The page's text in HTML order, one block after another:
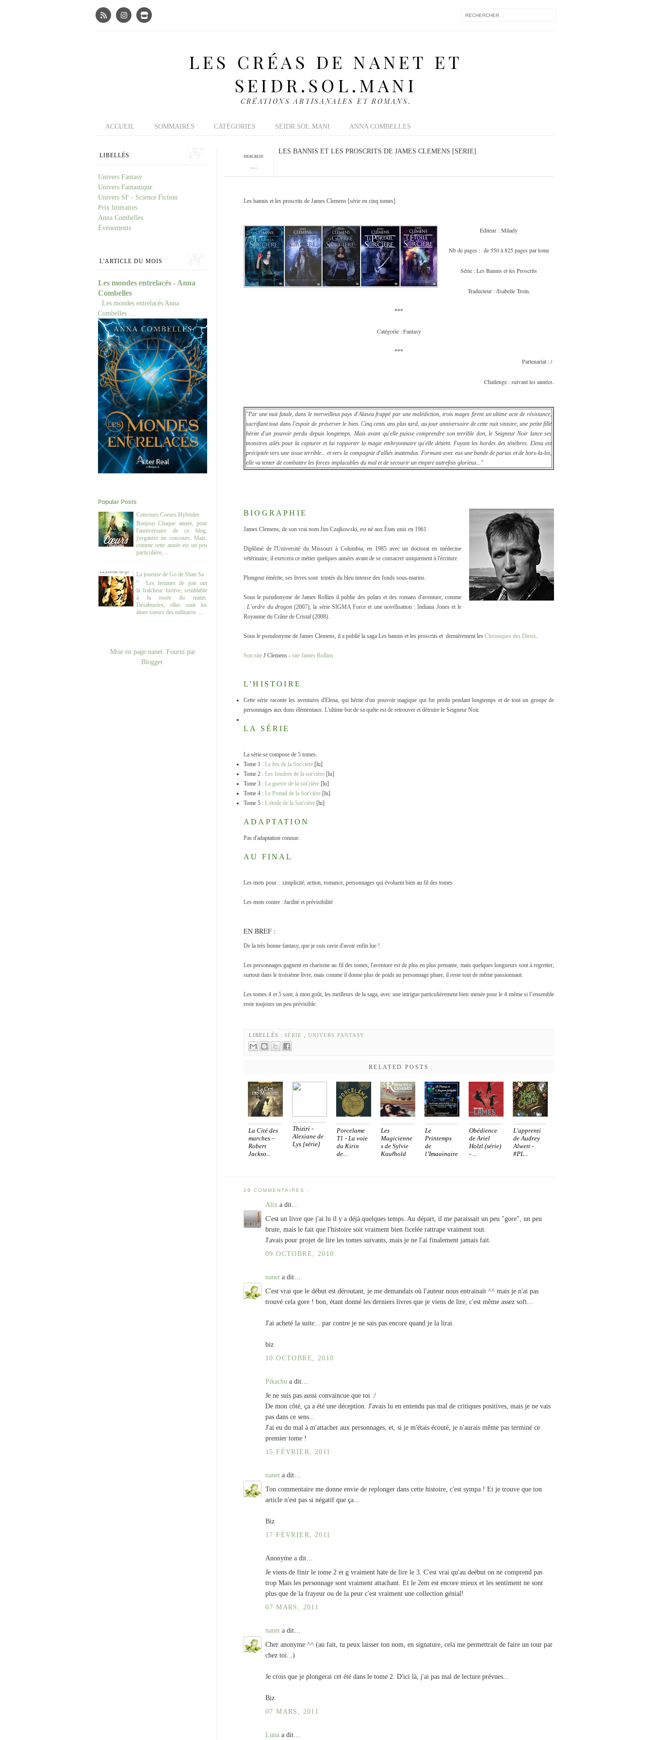
LES CRÉAS DE NANET ET
SEIDR.SOL.MANI
CRÉATIONS ARTISANALES ET ROMANS.
ACCUEIL SOMMAIRES CATÉGORIES SEIDR.SOL.MANI ANNA COMBELLES
MERCREDI
LES BANNIS ET LES PROSCRITS DE JAMES CLEMENS [SÉRIE]
Les bannis et les proscrits de James Clemens [série en cinq tomes]
Éditeur : Milady
Nb de pages : de 550 à 825 pages par tome
Série : Les Bannis et les Proscrits
Traducteur : /Isabelle Troin.
***
Catégorie : Fantasy
***
Partenariat : /
Challenge : suivant les années.
"Par une nuit fatale, dans le merveilleux pays d'Alasea frappé par une malédiction, trois mages firent un ultime acte de résistance,
sacrifiant tout dans l'espoir de préserver le bien. Cinq cents ans plus tard, au jour anniversaire de cette nuit sinistre, une petite fille
hérite d'un pouvoir perdu depuis longtemps. Mais avant qu'elle puisse comprendre son terrible don, le Seigneur Noir lance ses
monstres ailés pour la capturer et lui rapporter la magie embryonnaire qu'elle détient. Fuyant les hordes des ténèbres. Elena est
précipitée vers une issue terrible... et vers la compagnie d'alliés inattendus. Formant avec eux une bande de parias et de hors-la-loi,
elle va tenter de combattre les forces implacables du mal et de secourir un empire autrefois glorieux..."
BIOGRAPHIE
James Clemens, de son vrai nom Jim Czajkowski, est né aux États unis en 1961.
Diplômé de l'Université du Missouri à Columbia, en 1985 avec un doctorat en médecine
vétérinaire, il exercera ce métier quelques années avant de se consacrer uniquement à l'écriture.
Plongeur émérite, ses livres sont teintés du bleu intense des fonds sous-marins.
Sous le pseudonyme de James Rollins il publie des polars et des romans d'aventure, comme
:L'ordre du dragon(2007), la série SIGMA Force et une novélisation : Indiana Jones et le
Royaume du Crâne de Cristal (2008).
Sous le pseudonyme de James Clemens, il a publié la saga Les bannis et les proscrits et dernièrement les Chroniques des Dieux.
Son site J Clemens - site James Rollins
L'HISTOIRE
Cette série raconte les aventures d'Elena, qui hérite d'un pouvoir magique qui fut perdu pendant longtemps et de tout un groupe de
personnages aux dons élémentaux. L'ultime but de sa quête est de retrouver et détruire le Seigneur Noir.
LA SÉRIE
La série se compose de 5 tomes.
Tome 1 : Le feu de la Sor'cière [lu]
Tome 2 : Les foudres de la sor'cière [lu]
Tome 3 : La guerre de la sor'cière [lu]
Tome 4 : Le Portail de la Sor'cière [lu]
Tome 5 : L'étoile de la Sor'cière [lu]
ADAPTATION
Pas d'adaptation connue.
AU FINAL
Les mots pour : simplicité, action, romance, personnages qui évoluent bien au fil des tomes
Les mots contre : facilité et prévisibilité
EN BREF :
De la très bonne fantasy, que je suis ravie d'avoir enfin lue !
Les personnages gagnent en charisme au fil des tomes, l'aventure est de plus en plus prenante, mais quelques longueurs sont à regretter,
surtout dans le troisième livre, mais comme il donne plus de poids au personnage phare, il reste tout de même passionnant.
Les tomes 4 et 5 sont, à mon goût, les meilleurs de la saga, avec une intrigue particulièrement bien menée pour le 4 même si l’ensemble
reste toujours un peu prévisible.
LIBELLÉS :SÉRIE UNIVERS FANTASY
RELATED POSTS
La Cité des
marches –
Robert
Jackso...
Thiziri -
Alexiane de
Lys [série]
Porcelame
T1 - La voie
du Kirin
de...
Les
Magicienne
s de Sylvie
Kaufhold
Le
Printemps
de
l’Imaginaire
Obédience
de Ariel
Holzl (série)
- ...
L'apprenti
de Audrey
Alwett -
#PL...
29 COMMENTAIRES :
Alix a dit…
C'est un livre que j'ai lu il y a déjà quelques temps. Au départ, il me paraissait un peu "gore", un peu
brute, mais le fait que l'histoire soit vraiment bien ficelée rattrape vraiment tout.
J'avais pour projet de lire les tomes suivants, mais je ne l'ai finalement jamais fait.
09 OCTOBRE, 2010
nanet a dit…
C'est vrai que le début est déroutant, je me demandais où l'auteur nous entrainait ^^ mais je n'ai pas
trouvé cela gore ! bon, étant donné les derniers livres que je viens de lire, c'est même assez soft...
J'ai acheté la suite... par contre je ne sais pas encore quand je la lirai.
biz
10 OCTOBRE, 2010
Pikachu a dit…
Je ne suis pas aussi convaincue que toi :/
De mon côté, ça a été une déception. J'avais lu en entendu pas mal de critiques positives, mais je ne vais
pas dans ce sens...
J'ai eu du mal à m'attacher aux personnages, et, si je m'étais écouté, je n'aurais même pas terminé ce
premier tome !
15 FÉVRIER, 2011
nanet a dit…
Ton commentaire me donne envie de replonger dans cette histoire, c'est sympa ! Et je trouve que ton
article n'est pas si négatif que ça...
Biz
17 FÉVRIER, 2011
Anonyme a dit…
Je viens de finir le tome 2 et g vraiment hate de lire le 3. C'est vrai qu'au deébut on ne comprend pas
trop Mais les personnage sont vraiment attachant. Et le 2em est encore mieux et les sentiment ne sont
plus que de la frayeur ou de la peur c'est vraiment une collection génial!
07 MARS, 2011
nanet a dit…
Cher anonyme ^^ (au fait, tu peux laisser ton nom, en signature, cela me permettrait de faire un tour par
chez toi...)
Je crois que je plongerai cet été dans le tome 2. D'ici là, j'ai pas mal de lecture prévues...
Biz
07 MARS, 2011
Luna a dit…
LIBELLÉS
Univers Fantasy
Univers Fantastique
Univers SF - Science Fiction
Prix littéraires
Anna Combelles
Événements
L'ARTICLE DU MOIS
Les mondes entrelacés - Anna
Combelles
Les mondes entrelacés Anna
Combelles ...
Popular Posts
Concours Coeurs Hybrides
Bonjour Chaque année, pour
l'anniversaire de ce blog,
j'organise un concours. Mais,
comme cette année est un peu
particulière, ...
La joueuse de Go de Shan Sa
" Les femmes de joie ont
la fraîcheur furtive, semblable
à la rosée du matin.
Désabusées, elles sont les
âmes soeurs des militaires. ...
Mise en page nanet. Fourni par
Blogger.